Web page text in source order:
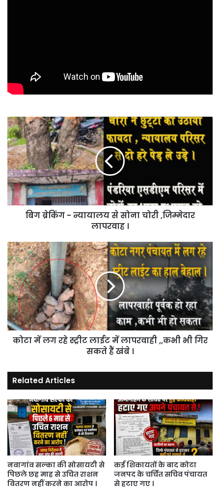
बिग
ब्रेकिंग
-
न्यायालय
से
सोना
चोरी
,जिम्मेदार
लापरवाह
बिग ब्रेकिंग - न्यायालय से सोना चोरी ,जिम्मेदार
लापरवाह ।
कोटा
में
लग
रहे
स्ट्रीट
लाईट
में
लापरवाही
,,कभी
हैं
खंबे
।
कोटा में लग रहे स्ट्रीट लाईट में लापरवाही ,,कभी भी गिर
सकते हैं खंबे ।
Related Articles
नवागांव सल्का की सोसायटी से
पिछले छह माह से उचित राशन
वितरण नहीं करने का आरोप ।
कई शिकायतों के बाद कोटा
जनपद के चर्चित सचिव पंचायत
से हटाए गए ।